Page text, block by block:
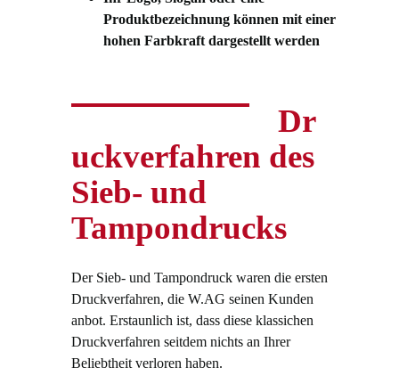
Produktbezeichnung können mit einer
hohen Farbkraft dargestellt werden
Dr
uckverfahren des
Sieb- und
Tampondrucks
Der Sieb- und Tampondruck waren die ersten
Druckverfahren, die W.AG seinen Kunden
anbot. Erstaunlich ist, dass diese klassichen
Druckverfahren seitdem nichts an Ihrer
Beliebtheit verloren haben.